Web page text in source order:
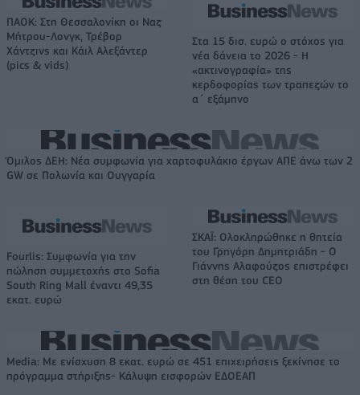
ΠΑΟΚ: Στη Θεσσαλονίκη οι Ναζ
Μήτρου-Λονγκ, Τρέβορ
Χάντζινς και Κάιλ Αλεξάντερ
(pics & vids)
Στα 15 δισ. ευρώ ο στόχος για
νέα δάνεια το 2026 - Η
«ακτινογραφία» της
κερδοφορίας των τραπεζών το
α΄ εξάμηνο
Όμιλος ΔΕΗ: Νέα συμφωνία για χαρτοφυλάκιο έργων ΑΠΕ άνω των 2
GW σε Πολωνία και Ουγγαρία
Fourlis: Συμφωνία για την
πώληση συμμετοχής στο Sofia
South Ring Mall έναντι 49,35
εκατ. ευρώ
ΣΚΑΪ: Ολοκληρώθηκε η θητεία
του Γρηγόρη Δημητριάδη - Ο
Γιάννης Αλαφούζος επιστρέφει
στη θέση του CEO
Media: Με ενίσχυση 8 εκατ. ευρώ σε 451 επιχειρήσεις ξεκίνησε το
πρόγραμμα στήριξης- Κάλυψη εισφορών ΕΔΟΕΑΠ